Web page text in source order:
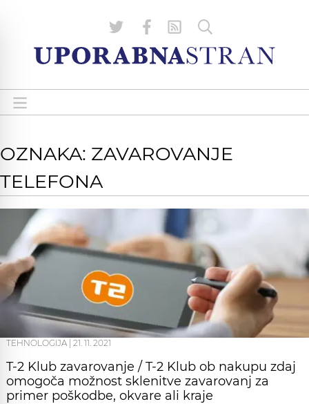
OZNAKA: ZAVAROVANJE
TELEFONA
TEHNOLOGIJA 21. 11. 2021
T-2 Klub zavarovanje / T-2 Klub ob nakupu zdaj
omogoča možnost sklenitve zavarovanj za
primer poškodbe, okvare ali kraje